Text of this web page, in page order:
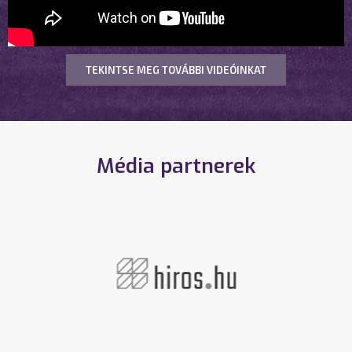
TEKINTSE MEG TOVÁBBI VIDEÓINKAT
Média partnerek